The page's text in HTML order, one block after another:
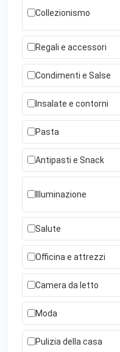
Collezionismo
Regali e accessori
Condimenti e Salse
Insalate e contorni
Pasta
Antipasti e Snack
Illuminazione
Salute
Officina e attrezzi
Camera da letto
Moda
Pulizia della casa